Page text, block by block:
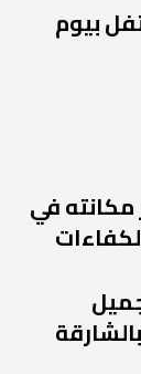
بيوم
مكانته في